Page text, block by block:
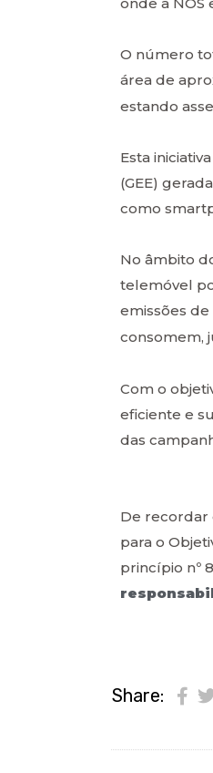
O número
área de
estando
Esta
(GEE)
como
No âmbito
telemóvel
emissões de
consomem,
Com o
eficiente e
das
De recordar
para o
princípio nº
Share: